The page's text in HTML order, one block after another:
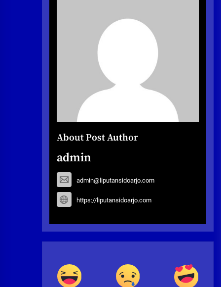
About Post Author
admin
admin@liputansidoarjo.com
https://liputansidoarjo.com